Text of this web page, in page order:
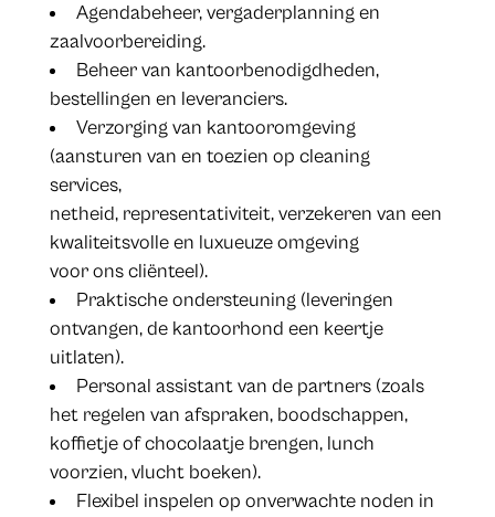
Agendabeheer, vergaderplanning en
zaalvoorbereiding.
Beheer van kantoorbenodigdheden,
bestellingen en leveranciers.
Verzorging van kantooromgeving
(aansturen van en toezien op cleaning
services,
netheid, representativiteit, verzekeren van een
kwaliteitsvolle en luxueuze omgeving
voor ons cliënteel).
Praktische ondersteuning (leveringen
ontvangen, de kantoorhond een keertje
uitlaten).
Personal assistant van de partners (zoals
het regelen van afspraken, boodschappen,
koffietje of chocolaatje brengen, lunch
voorzien, vlucht boeken).
Flexibel inspelen op onverwachte noden in